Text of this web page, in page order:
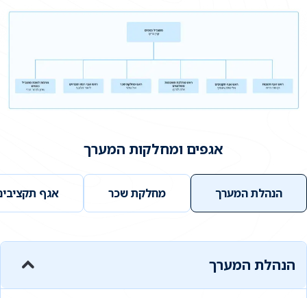
אגפים ומחלקות המערך
הנהלת המערך מחלקת שכר אגף
הנהלת המערך